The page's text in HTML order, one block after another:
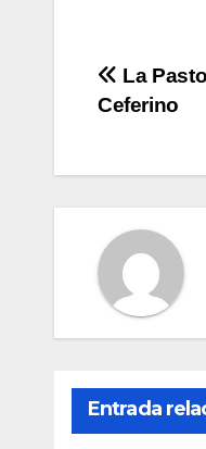
La
Ceferino
Entrada